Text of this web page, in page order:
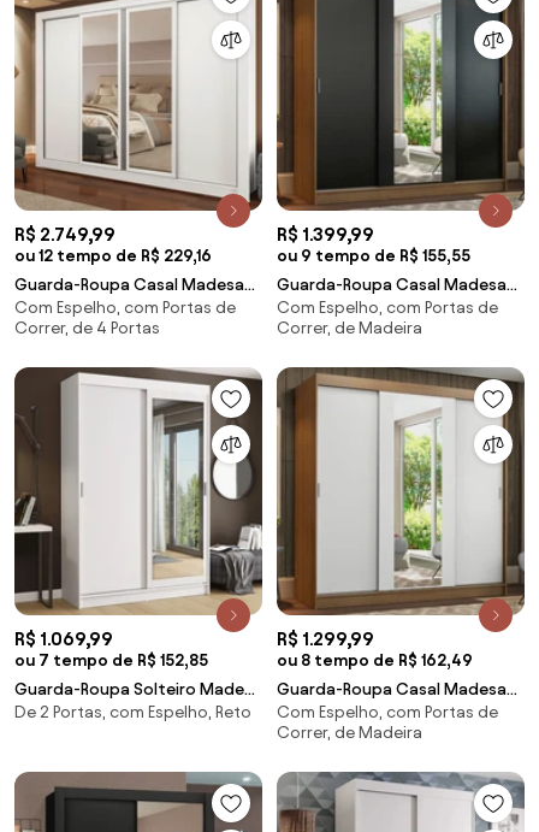
R$ 2.749,99
ou 12 tempo de R$ 229,16
Guarda-Roupa Casal Madesa
Alabama 4 Portas de Correr
com Espelhos Branco
Com Espelho, com Portas de
Correr, de 4 Portas
R$ 1.399,99
ou 9 tempo de R$ 155,55
Guarda-Roupa Casal Madesa
Reno 3 Portas de Correr com
Espelho Rustic/Preto
Com Espelho, com Portas de
Correr, de Madeira
R$ 1.069,99
ou 7 tempo de R$ 152,85
Guarda-Roupa Solteiro Madesa
Tokio 2 Portas de Correr com
De 2 Portas, com Espelho, Reto
R$ 1.299,99
ou 8 tempo de R$ 162,49
Guarda-Roupa Casal Madesa
Reno 3 Portas de Correr com
Espelho Rustic/Branco
Com Espelho, com Portas de
Correr, de Madeira